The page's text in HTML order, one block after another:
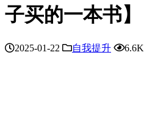
子买的一本书】
2025-01-22 自我提升 6.6K